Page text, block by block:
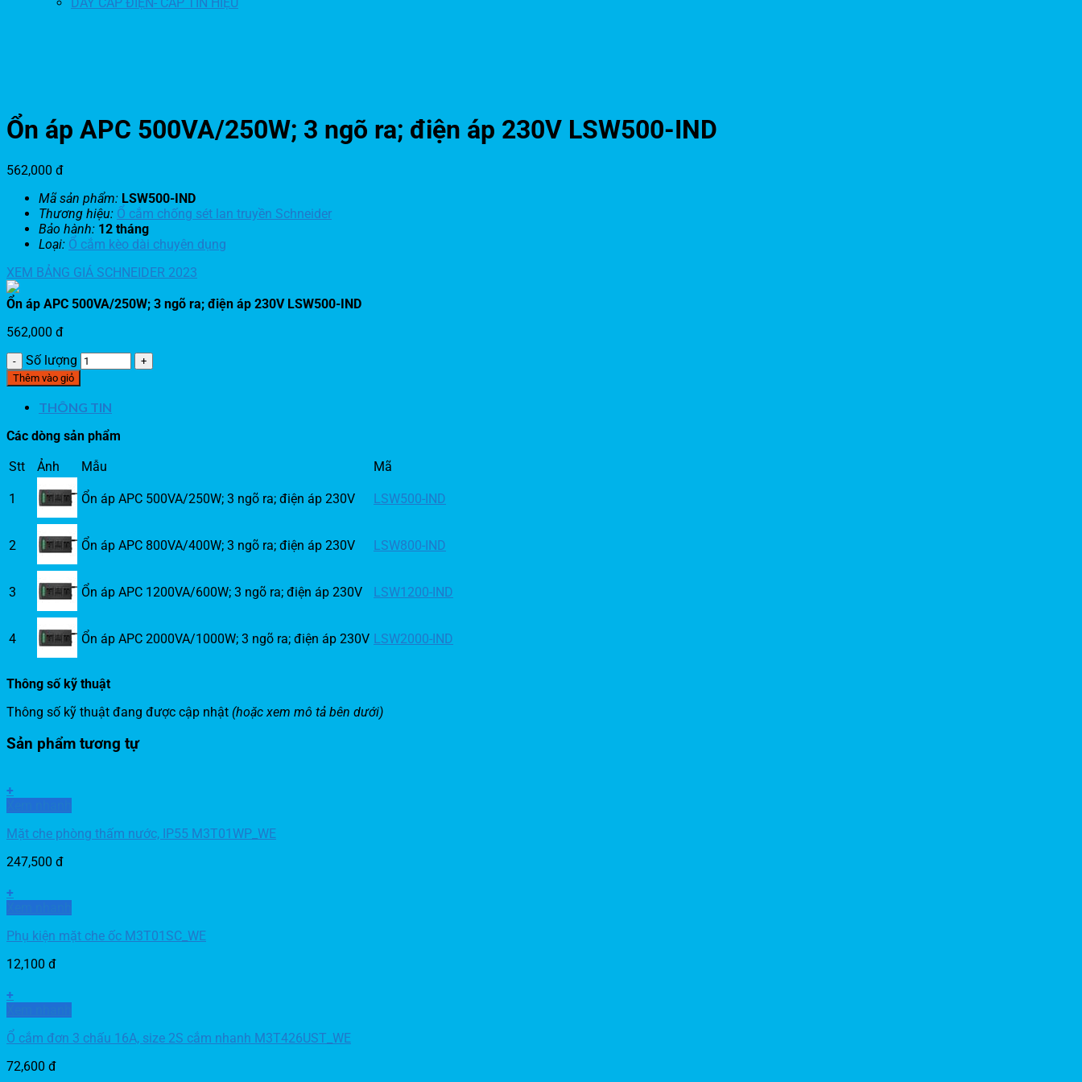
Ổn áp APC 500VA/250W; 3 ngõ ra; điện áp 230V LSW500-IND
562,000 đ
Mã sản phẩm: LSW500-IND
Thương hiệu: Ổ cắm chống sét lan truyền Schneider
Bảo hành: 12 tháng
Loại: Ổ cắm kèo dài chuyên dụng
XEM BẢNG GIÁ SCHNEIDER 2023
Ổn áp APC 500VA/250W; 3 ngõ ra; điện áp 230V LSW500-IND
562,000 đ
Số lượng
Thêm vào giỏ
THÔNG TIN
Các dòng sản phẩm
Stt
Ảnh Mẫu Mã
1 Ổn áp APC 500VA/250W; 3 ngõ ra; điện áp 230V LSW500-IND
2 Ổn áp APC 800VA/400W; 3 ngõ ra; điện áp 230V LSW800-IND
3 Ổn áp APC 1200VA/600W; 3 ngõ ra; điện áp 230V LSW1200-IND
4 Ổn áp APC 2000VA/1000W; 3 ngõ ra; điện áp 230V LSW2000-IND
Thông số kỹ thuật
Thông số kỹ thuật đang được cập nhật (hoặc xem mô tả bên dưới)
Sản phẩm tương tự
+
Mặt che phòng thấm nước, IP55 M3T01WP_WE
247,500 đ
+
Phụ kiện mặt che ốc M3T01SC_WE
12,100 đ
+
Ổ cắm đơn 3 chấu 16A, size 2S cắm nhanh M3T426UST_WE
72,600 đ